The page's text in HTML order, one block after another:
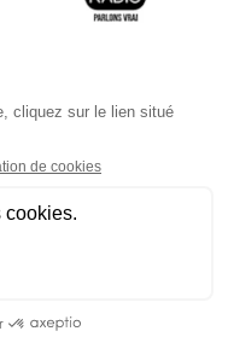
Olivier